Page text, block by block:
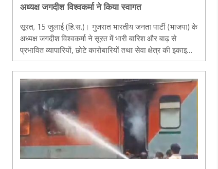
अध्यक्ष जगदीश विश्वकर्मा ने किया स्वागत
सूरत, 15 जुलाई (हि.स.)। गुजरात भारतीय जनता पार्टी (भाजपा) के
अध्यक्ष जगदीश विश्वकर्मा ने सूरत में भारी बारिश और बाढ़ से
प्रभावित व्यापारियों, छोटे कारोबारियों तथा सेवा क्षेत्र की इकाइयों
के लिए राज्य सरकार द्वारा घोषित पुनर्वास सहायता पैकेज का स्वा..